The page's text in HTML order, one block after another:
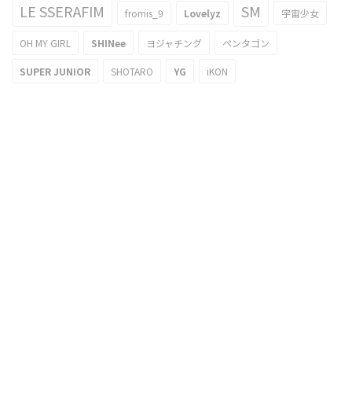
LE SSERAFIM fromis_9 Lovelyz SM 宇宙少女
OH MY GIRL SHINee ヨジャチング ペンタゴン
SUPER JUNIOR SHOTARO YG iKON